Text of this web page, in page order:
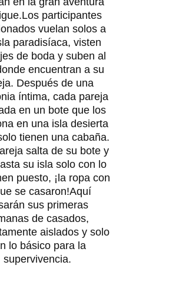
participantes
vuelan solos a
paradisíaca, visten
de boda y suben al
encuentran a su
Después de una
íntima, cada pareja
en un bote que los
en una isla desierta
tienen una cabaña.
salta de su bote y
su isla solo con lo
puesto, ¡la ropa con
se casaron!Aquí
sus primeras
de casados,
aislados y solo
lo básico para la
supervivencia.